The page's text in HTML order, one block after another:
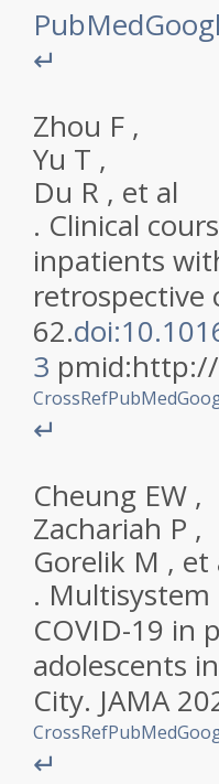
PubMed
↵
Zhou F ,
Yu T ,
Du R , et al
. Clinical
inpatients
retrospective
62.
3 pmid:
CrossRefPubMed
↵
Cheung EW ,
Zachariah P ,
Gorelik M , et
.
COVID-19 in
adolescents
City. JAMA
CrossRefPubMed
↵